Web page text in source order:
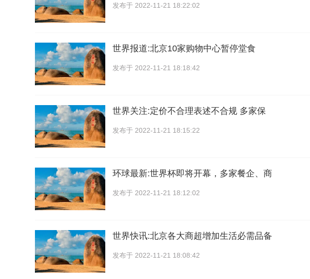
发布于 2022-11-21 18:22:02
世界报道:北京10家购物中心暂停堂食
发布于 2022-11-21 18:18:42
世界关注:定价不合理表述不合规 多家保
发布于 2022-11-21 18:15:22
环球最新:世界杯即将开幕，多家餐企、商
发布于 2022-11-21 18:12:02
世界快讯:北京各大商超增加生活必需品备
发布于 2022-11-21 18:08:42